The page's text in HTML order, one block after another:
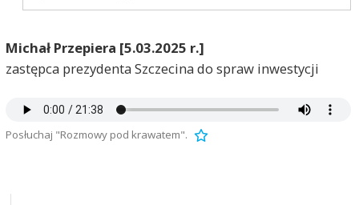
Michał Przepiera [5.03.2025 r.]
zastępca prezydenta Szczecina do spraw inwestycji
Posłuchaj "Rozmowy pod krawatem".